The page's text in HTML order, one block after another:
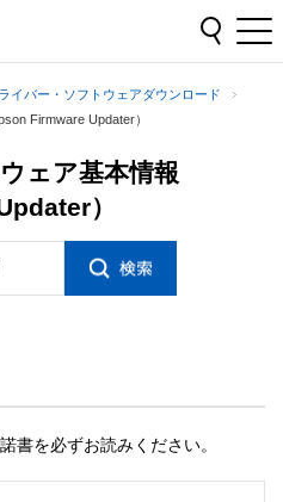
ライバー・ソフトウェアダウンロード
Firmware Updater）
ェア基本情報
）
書を必ずお読みください。